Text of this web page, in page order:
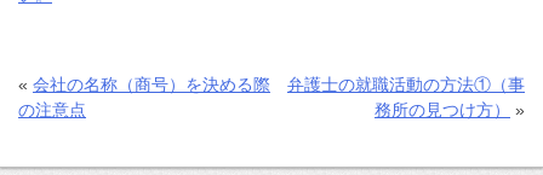
« 会社の名称（商号）を決める際
の注意点
弁護士の就職活動の方法①（事
務所の見つけ方）
»